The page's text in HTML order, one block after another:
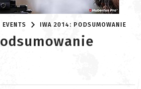
EVENTS IWA 2014: PODSUMOWANIE